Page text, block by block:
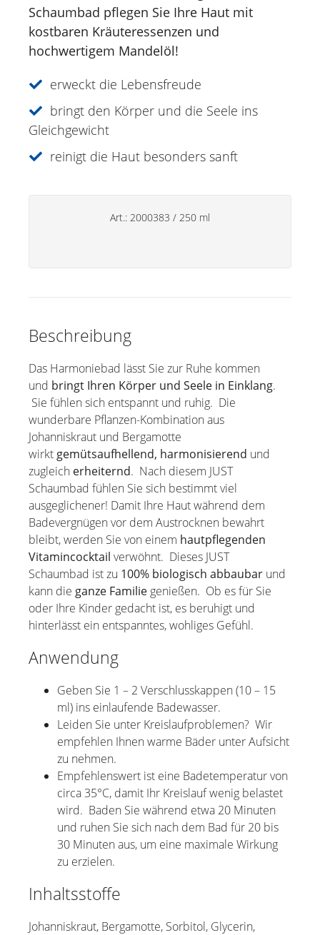
Duschen
Körperpflege
Kräutercremen
Fußpflege
Gesichtspflege
Just for Men
Sonnencreme
Handpflege
Haushaltsprodukte
Schaumbad pflegen Sie Ihre Haut mit
kostbaren Kräuteressenzen und
hochwertigem Mandelöl!
erweckt die Lebensfreude
bringt den Körper und die Seele ins
Gleichgewicht
reinigt die Haut besonders sanft
Art.: 2000383 / 250 ml
Beschreibung
Das Harmoniebad lässt Sie zur Ruhe kommen
und bringt Ihren Körper und Seele in Einklang.
Sie fühlen sich entspannt und ruhig. Die
wunderbare Pflanzen-Kombination aus
Johanniskraut und Bergamotte
wirkt gemütsaufhellend, harmonisierend und
zugleich erheiternd. Nach diesem JUST
Schaumbad fühlen Sie sich bestimmt viel
ausgeglichener! Damit Ihre Haut während dem
Badevergnügen vor dem Austrocknen bewahrt
bleibt, werden Sie von einem hautpflegenden
Vitamincocktail verwöhnt. Dieses JUST
Schaumbad ist zu 100% biologisch abbaubar und
kann die ganze Familie genießen. Ob es für Sie
oder Ihre Kinder gedacht ist, es beruhigt und
hinterlässt ein entspanntes, wohliges Gefühl.
Anwendung
Geben Sie 1 – 2 Verschlusskappen (10 – 15
ml) ins einlaufende Badewasser.
Leiden Sie unter Kreislaufproblemen? Wir
empfehlen Ihnen warme Bäder unter Aufsicht
zu nehmen.
Empfehlenswert ist eine Badetemperatur von
circa 35°C, damit Ihr Kreislauf wenig belastet
wird. Baden Sie während etwa 20 Minuten
und ruhen Sie sich nach dem Bad für 20 bis
30 Minuten aus, um eine maximale Wirkung
zu erzielen.
Inhaltsstoffe
Johanniskraut, Bergamotte, Sorbitol, Glycerin,